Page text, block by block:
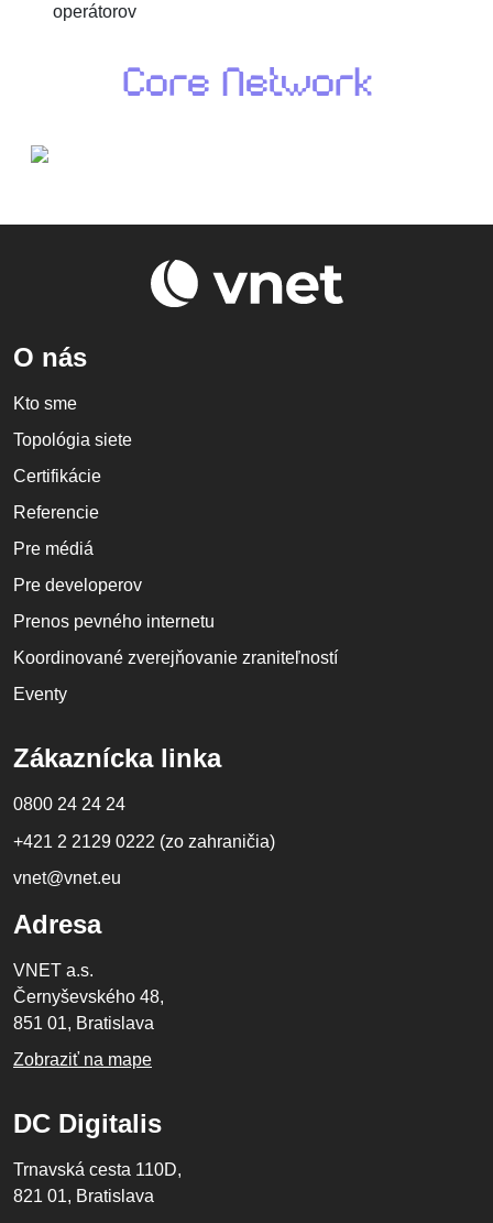
operátorov
Core Network
O nás
Kto sme
Topológia siete
Certifikácie
Referencie
Pre médiá
Pre developerov
Prenos pevného internetu
Koordinované zverejňovanie zraniteľností
Eventy
Zákaznícka linka
0800 24 24 24
+421 2 2129 0222 (zo zahraničia)
vnet@vnet.eu
Adresa
VNET a.s.
Černyševského 48,
851 01, Bratislava
Zobraziť na mape
DC Digitalis
Trnavská cesta 110D,
821 01, Bratislava